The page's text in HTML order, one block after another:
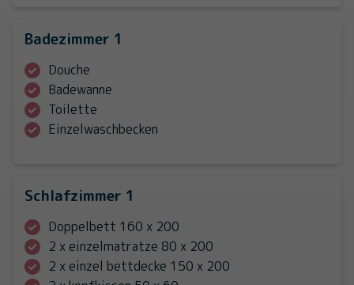
Badezimmer 1
Douche
Badewanne
Toilette
Einzelwaschbecken
Schlafzimmer 1
Doppelbett 160 x 200
2 x einzelmatratze 80 x 200
2 x einzel bettdecke 150 x 200